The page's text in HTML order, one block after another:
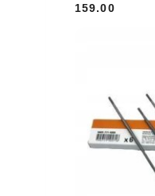
Cena:
159.00